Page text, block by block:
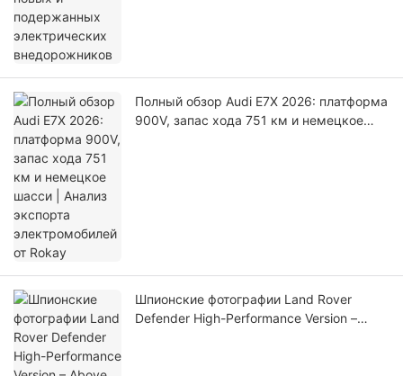
Полный обзор Audi E7X 2026: платформа
900V, запас хода 751 км и немецкое
Шпионские фотографии Land Rover
Defender High-Performance Version –